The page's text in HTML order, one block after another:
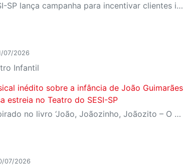
SESI-SP lança campanha para incentivar clientes inativos a retomarem a prática de atividades físicas, esporte e lazer com benefícios exclusivos
07/2026
Infantil
inédito sobre a infância de João Guimarães
estreia no Teatro do SESI-SP
Inspirado no livro ‘João, Joãozinho, Joãozito – O Menino Encantado’, de Claudio Fragata, com direção e dramaturgia de Márcio Araújo, espetáculo acompanha os primeiros anos de vida do escritor mineiro e transforma sua infância em uma celebração da imaginação, da leitura e da cultura popular brasileira
07/2026